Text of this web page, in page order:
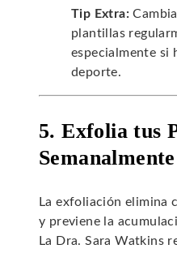
Tip Extra:
plantillas
especialmente si
deporte.
5. Exfolia tus
Semanalmente
La exfoliación elimina
y previene la
La Dra. Sara Watkins